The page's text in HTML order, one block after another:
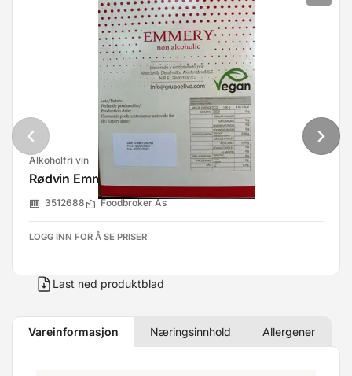
Alkoholfri vin
Rødvin Emmery 0% Alk. 5l Bib
3512688 Foodbroker As
LOGG INN FOR Å SE PRISER
Last ned produktblad
Vareinformasjon Næringsinnhold Allergener